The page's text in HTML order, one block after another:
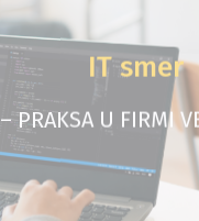
IT smer
– PRAKSA U FIRMI